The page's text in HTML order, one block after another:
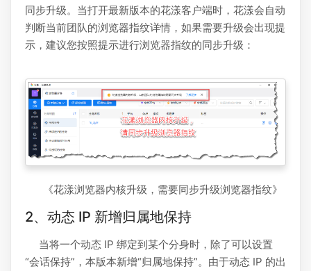
同步升级。当打开最新版本的花漾客户端时，花漾会自动
判断当前团队的浏览器指纹详情，如果需要升级会出现提
示，建议您按照提示进行浏览器指纹的同步升级：
《花漾浏览器内核升级，需要同步升级浏览器指纹》
2、动态 IP 新增归属地保持
当将一个动态 IP 绑定到某个分身时，除了可以设置
“会话保持”，本版本新增“归属地保持”。由于动态 IP 的出